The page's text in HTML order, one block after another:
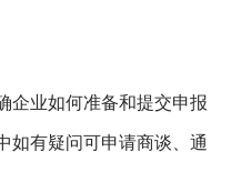
企业如何准备和提交申报
如有疑问可申请商谈、通